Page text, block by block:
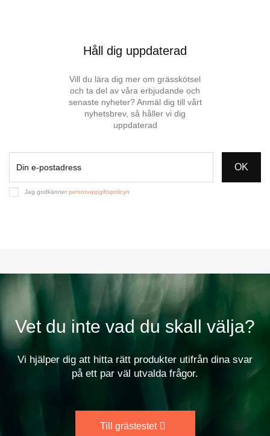
Håll dig uppdaterad
Vill du lära dig mer om grässkötsel
och ta del av våra erbjudande och
senaste nyheter? Anmäl dig till vårt
nyhetsbrev, så håller vi dig
uppdaterad
OK
Jag godkänner personuppgiftspolicyn
Vet du inte vad du skall välja?
Vi hjälper dig att hitta rätt produkter utifrån dina svar
på ett par väl utvalda frågor.
Till grästestet